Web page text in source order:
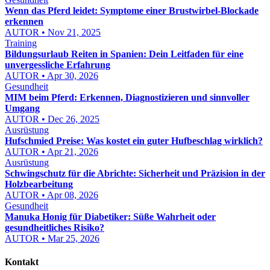
Wenn das Pferd leidet: Symptome einer Brustwirbel-Blockade
erkennen
AUTOR • Nov 21, 2025
Training
Bildungsurlaub Reiten in Spanien: Dein Leitfaden für eine
unvergessliche Erfahrung
AUTOR • Apr 30, 2026
Gesundheit
MIM beim Pferd: Erkennen, Diagnostizieren und sinnvoller
Umgang
AUTOR • Dec 26, 2025
Ausrüstung
Hufschmied Preise: Was kostet ein guter Hufbeschlag wirklich?
AUTOR • Apr 21, 2026
Ausrüstung
Schwingschutz für die Abrichte: Sicherheit und Präzision in der
Holzbearbeitung
AUTOR • Apr 08, 2026
Gesundheit
Manuka Honig für Diabetiker: Süße Wahrheit oder
gesundheitliches Risiko?
AUTOR • Mar 25, 2026
Kontakt